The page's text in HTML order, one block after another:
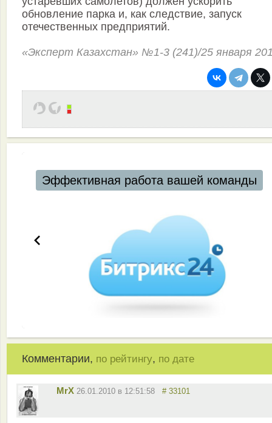
обновление парка и, как следствие, запуск
отечественных предприятий.
«Эксперт Казахстан» №1-3 (241)/25 января
Эффективная работа вашей команды
Комментарии, по рейтингу, по дате
MrX 26.01.2010 в 12:51:58 # 33101